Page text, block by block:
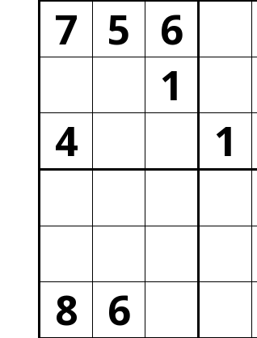
7 5 6
1
4
1
8 6